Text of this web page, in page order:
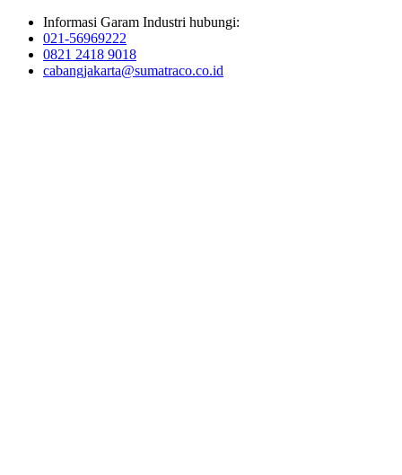
Informasi Garam Industri hubungi:
021-56969222
0821 2418 9018
cabangjakarta@sumatraco.co.id